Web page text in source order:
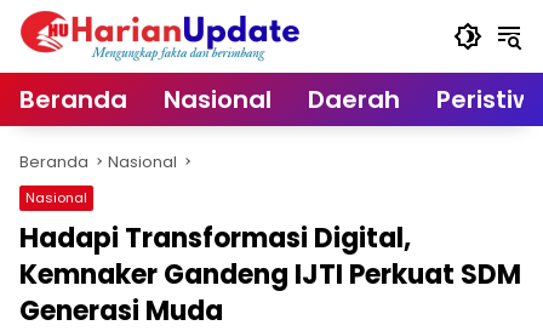
Langsung
Beranda Nasional Daerah
Beranda Nasional
Nasional
Hadapi Transformasi Digital,
Kemnaker Gandeng IJTI Perkuat SDM
Generasi Muda